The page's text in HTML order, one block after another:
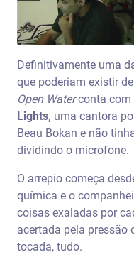
Definitivamente uma
que poderiam existir
Open Waterconta com
Lights, uma cantora
Beau Bokan e não
dividindo o microfone.
O arrepio começa
química e o
coisas exaladas por
acertada pela pressão
tocada, tudo.